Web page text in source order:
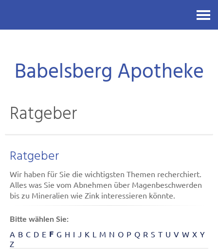
Babelsberg Apotheke
Ratgeber
Ratgeber
Wir haben für Sie die wichtigsten Themen recherchiert.
Alles was Sie vom Abnehmen über Magenbeschwerden
bis zu Mineralien wie Zink interessieren könnte.
Bitte wählen Sie:
A B C D E F G H I J K L M N O P Q R S T U V W X Y
Z